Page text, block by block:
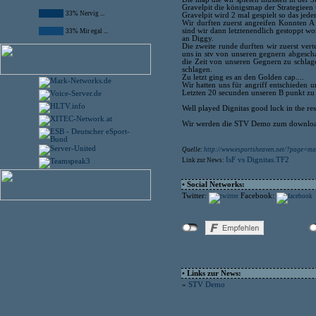
33% Nervig ...
33% Mir egal ...
Gravelpit die königsmap der Strategieen
Gravelpit wird 2 mal gespielt so das
Wir durften zuerst angreifen Konnten
sind wir dann letztenendlich gestoppt
an Diggy.
Die zweite runde durften wir zuerst
uns in stv von unseren gegnern
die Zeit von unseren Gegnern zu
schlagen.
Zu letzt ging es an den Golden cap....
Wir hatten uns für angriff entschieden
Letzten 20 secunden unseren B punkt
Well played Dignitas good luck in the
Wir werden die STV Demo zum
Quelle: http://www.esportsheaven.net/
Link zur News:
IsF vs Dignitas.TF2
• Social Networks:
Twitter:
Facebook:
• Links zur News:
» STV Demo